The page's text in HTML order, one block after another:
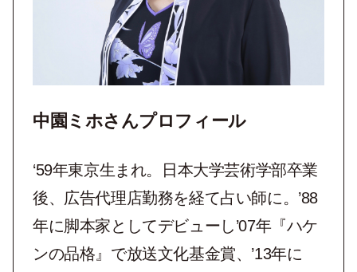
中園ミホさんプロフィール
‘59年東京生まれ。日本大学芸術学部卒業
後、広告代理店勤務を経て占い師に。’88
年に脚本家としてデビューし’07年『ハケ
ンの品格』で放送文化基金賞、’13年に